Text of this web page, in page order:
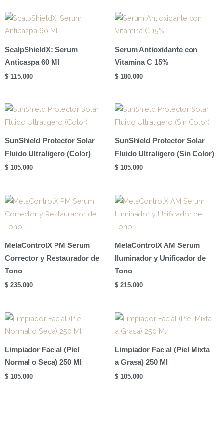
ScalpShieldX: Serum
Anticaspa 60 Ml
$ 115.000
Serum Antioxidante con
Vitamina C 15%
$ 180.000
SunShield Protector Solar
Fluido Ultraligero (Color)
$ 105.000
SunShield Protector Solar
Fluido Ultraligero (Sin Color)
$ 105.000
MelaControlX PM Serum
Corrector y Restaurador de
Tono
$ 235.000
MelaControlX AM Serum
Iluminador y Unificador de
Tono
$ 215.000
Limpiador Facial (Piel
Normal o Seca) 250 Ml
$ 105.000
Limpiador Facial (Piel Mixta
a Grasa) 250 Ml
$ 105.000